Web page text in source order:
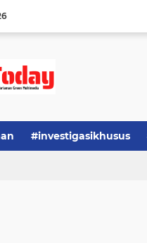
#investigasikhusus